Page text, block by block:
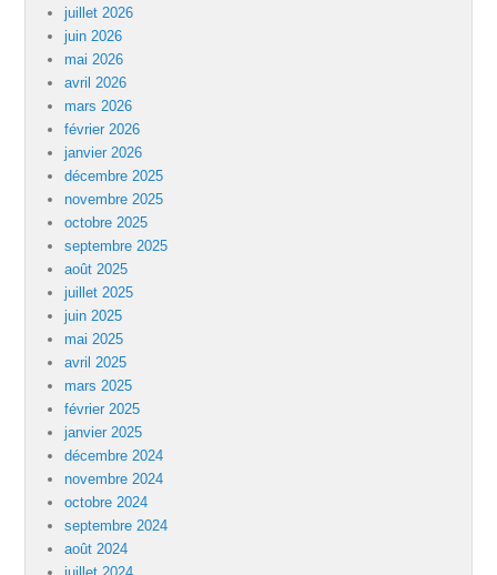
juillet 2026
juin 2026
mai 2026
avril 2026
mars 2026
février 2026
janvier 2026
décembre 2025
novembre 2025
octobre 2025
septembre 2025
août 2025
juillet 2025
juin 2025
mai 2025
avril 2025
mars 2025
février 2025
janvier 2025
décembre 2024
novembre 2024
octobre 2024
septembre 2024
août 2024